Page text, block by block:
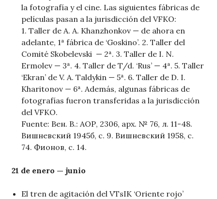
la fotografía y el cine. Las siguientes fábricas de
películas pasan a la jurisdicción del VFKO:
1. Taller de A. A. Khanzhonkov — de ahora en
adelante, 1ª fábrica de ‘Goskino’. 2. Taller del
Comité Skobelevski — 2ª. 3. Taller de I. N.
Ermolev — 3ª. 4. Taller de T/d. ‘Rus’ — 4ª. 5. Taller
‘Ekran’ de V. A. Taldykin — 5ª. 6. Taller de D. I.
Kharitonov — 6ª. Además, algunas fábricas de
fotografías fueron transferidas a la jurisdicción
del VFKO.
Fuente: Вен. В.: АОР, 2306, арх. № 76, л. 11-48.
Вишневский 1945б, с. 9. Вишневский 1958, с.
74. Фионов, с. 14.
21 de enero — junio
El tren de agitación del VTsIK ‘Oriente rojo’